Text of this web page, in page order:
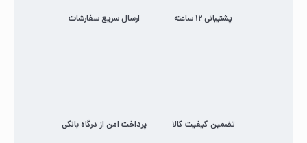
پشتیبانی 12 ساعته ارسال سریع سفارشات
تضمین کیفیت کالا پرداخت امن از درگاه بانکی